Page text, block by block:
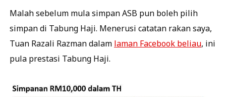
Malah sebelum mula simpan ASB pun boleh pilih
simpan di Tabung Haji. Menerusi catatan rakan saya,
Tuan Razali Razman dalam laman Facebook beliau, ini
pula prestasi Tabung Haji.